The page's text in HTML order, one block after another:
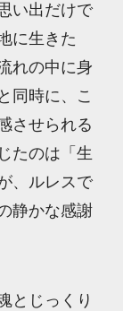
い出だけで
に生きた
れの中に身
同時に、こ
させられる
たのは「生
、ルレスで
静かな感謝
とじっくり